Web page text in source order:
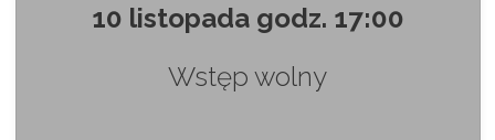
10 listopada godz. 17:00
Wstęp wolny